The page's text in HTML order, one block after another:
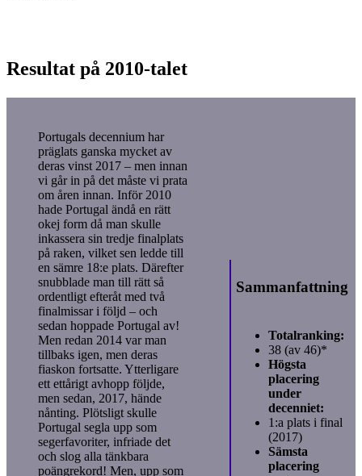
Resultat på 2010-talet
Portugals decennium har
präglats ganska mycket av
deras vinst 2017 – men innan
vi går in på det måste vi prata
om åren innan. Inför 2010
hade Portugal ändå en rätt
okej form då man skulle
inkassera sin tredje finalplats
på raken, vilket sen ledde till
en sämre 18:e plats. Därefter
snubblade man till rätt så
ordentligt efteråt med två
finalmissar i följd – och
sedan hoppade Portugal av!
Men redan 2014 var man
tillbaks igen, men deras
fiaskon fortsatte. Ytterligare
ett ettårigt avhopp följde,
men sedan, 2017, hände
nånting. Plötsligt skulle
Portugal segla upp som
segerfavoriter, infriade det
och slog alla tänkbara
poängrekord! Men, upp som
Sammanfattning
Totalranking:
38 (av 46)*
Högsta
placering
under
decenniet:
1:a plats i final
(2017)
Sämsta
placering